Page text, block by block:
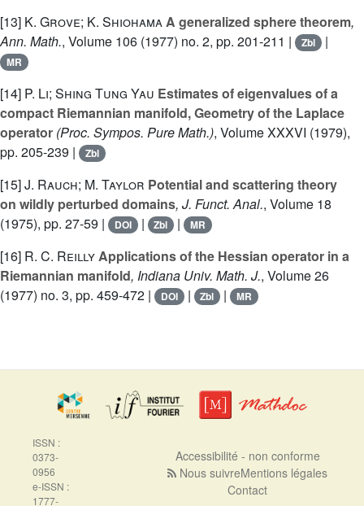
[13] K. Grove; K. ShiohamaA generalized sphere theorem,
Ann. Math., Volume 106 (1977) no. 2, pp. 201-211 | Zbl |
MR
[14] P. Li; Shing Tung Yau Estimates of eigenvalues of a
compact Riemannian manifold, Geometry of the Laplace
operator (Proc. Sympos. Pure Math.), Volume XXXVI (1979),
pp. 205-239 |
Zbl
[15]J. Rauch; M. Taylor Potential and scattering theory
on wildly perturbed domains, J. Funct. Anal., Volume 18
(1975), pp. 27-59 |
DOI | Zbl | MR
[16] R. C. ReillyApplications of the Hessian operator in a
Riemannian manifold, Indiana Univ. Math. J., Volume 26
(1977) no. 3, pp. 459-472 |
DOI | Zbl | MR
ISSN :
0373-
0956
e-ISSN :
1777-
Accessibilité - non conforme
Nous suivreMentions légales
Contact